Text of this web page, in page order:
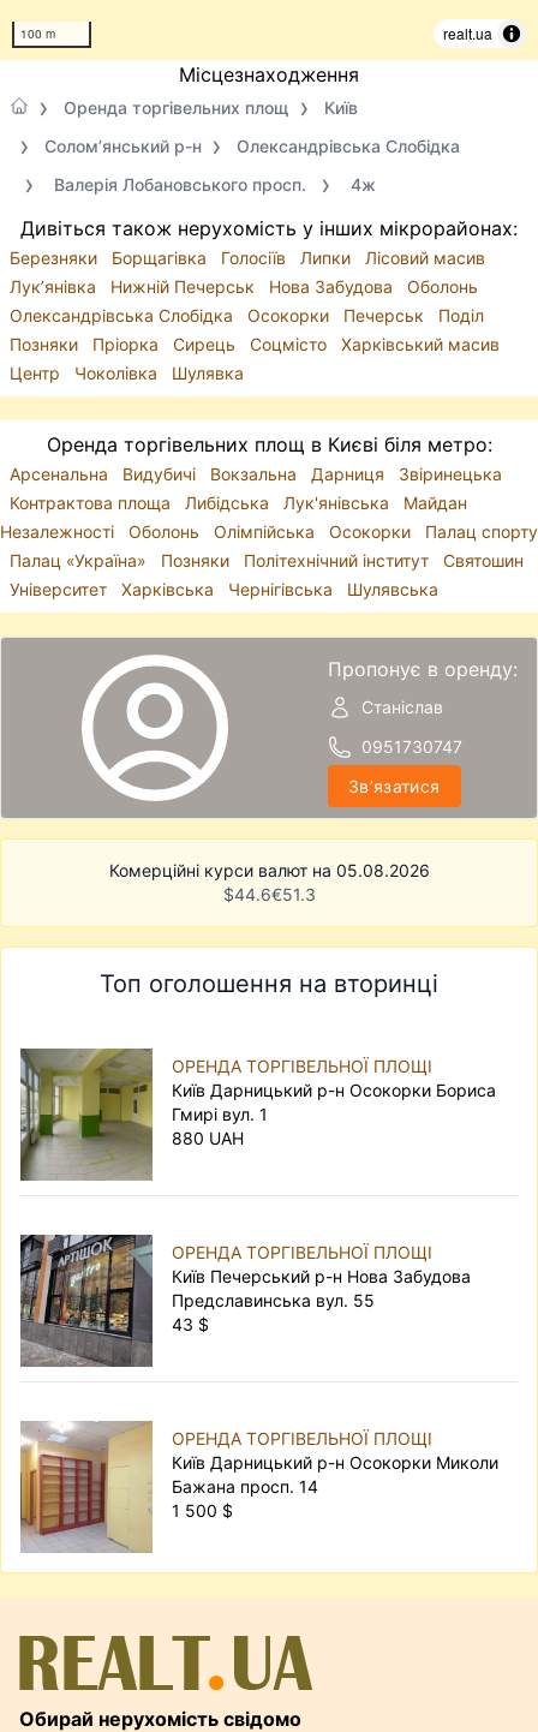
100 m realt.ua
Місцезнаходження
Оренда торгівельних площ
Київ
Солом’янський р-н
Олександрівська Слобідка
Валерія Лобановського просп.
4ж
Дивіться також нерухомість у інших мікрорайонах:
Березняки Борщагівка Голосіїв Липки
Лісовий масив
Лук’янівка
Нижній Печерськ Нова Забудова
Оболонь
Олександрівська Слобідка
Осокорки Печерськ
Поділ
Позняки
Пріорка Сирець Соцмісто
Харківський масив
Центр
Чоколівка Шулявка
Оренда торгівельних площ в Києві біля метро:
Арсенальна Видубичі Вокзальна Дарниця
Звіринецька
Контрактова площа
Либідська Лук'янівська
Майдан
Незалежності
Оболонь Олімпійська Осокорки
Палац спорту
Палац «Україна»
Позняки Політехнічний інститут
Святошин
Університет
Харківська Чернігівська Шулявська
Пропонує в оренду:
Станіслав
0951730747
Звʼязатися
Комерційні курси валют на 05.08.2026
$44.6€51.3
Топ оголошення на вторинці
ОРЕНДА ТОРГІВЕЛЬНОЇ ПЛОЩІ
Київ Дарницький р-н Осокорки Бориса
Гмирі вул. 1
880 UAH
ОРЕНДА ТОРГІВЕЛЬНОЇ ПЛОЩІ
Київ Печерський р-н Нова Забудова
Предславинська вул. 55
43 $
ОРЕНДА ТОРГІВЕЛЬНОЇ ПЛОЩІ
Київ Дарницький р-н Осокорки Миколи
Бажана просп. 14
1 500 $
Обирай нерухомість свідомо